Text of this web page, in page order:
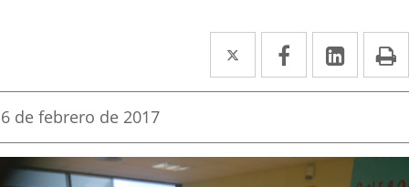
Twitter
Enlace
a
aplicación
externa.
Facebook
Enlace
a
aplicación
externa.
Enlace
a
Fecha
la
noticia
6 de febrero de 2017